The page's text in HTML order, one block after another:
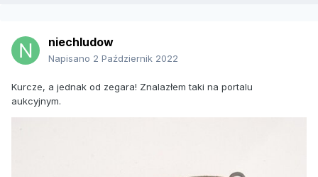
niechludow
Napisano 2 Październik 2022
Kurcze, a jednak od zegara! Znalazłem taki na portalu
aukcyjnym.